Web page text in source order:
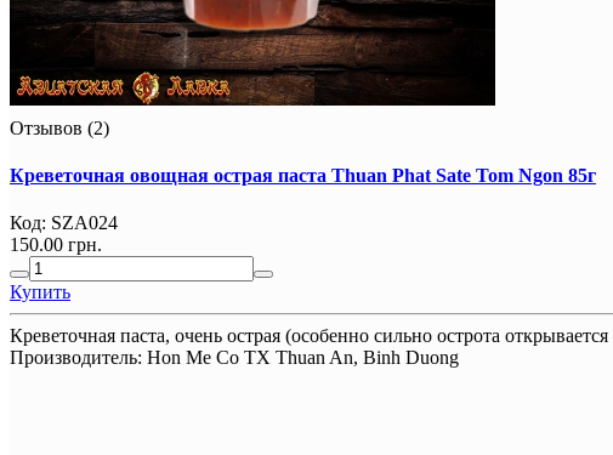
Отзывов (2)
Креветочная овощная острая паста Thuan Phat Sate Tom Ngon 85г
Код: SZA024
150.00 грн.
Купить
Креветочная паста, очень острая (особенно сильно острота
Производитель: Hon Me Co TX Thuan An, Binh Duong